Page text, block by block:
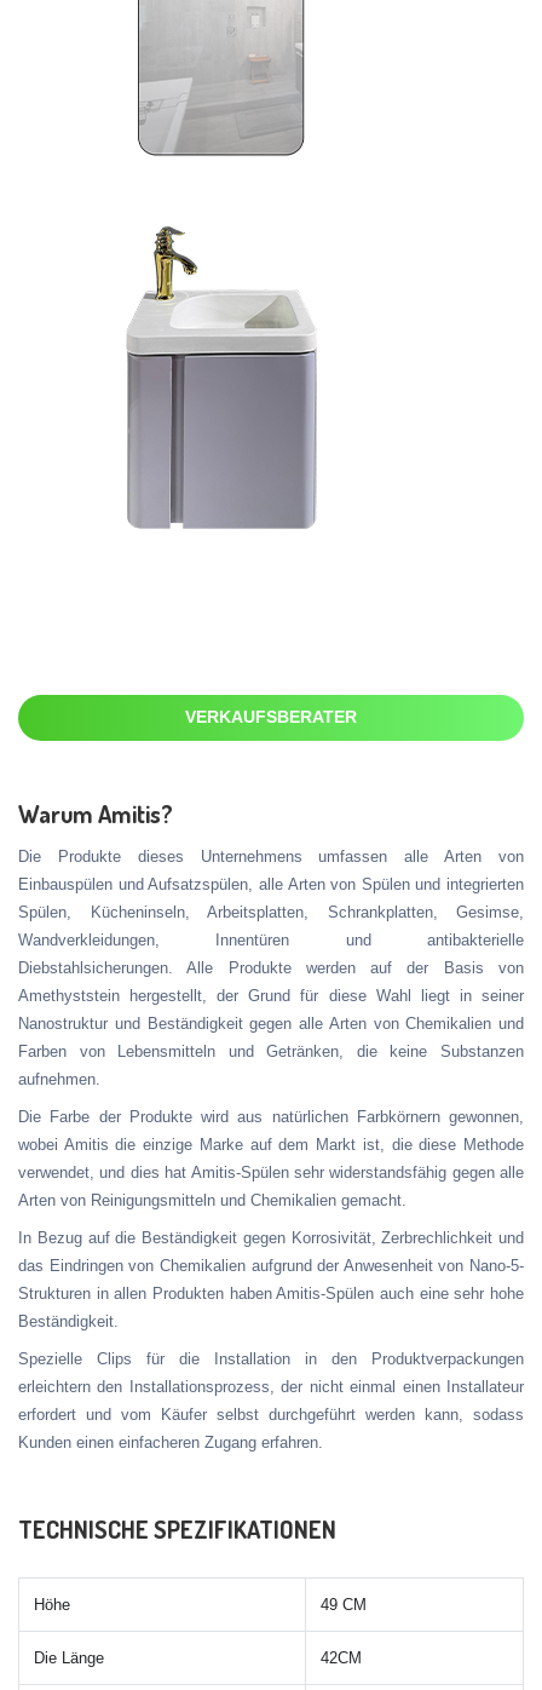
VERKAUFSBERATER
Warum Amitis?
Die Produkte dieses Unternehmens umfassen alle Arten von
Einbauspülen und Aufsatzspülen, alle Arten von Spülen und integrierten
Spülen, Kücheninseln, Arbeitsplatten, Schrankplatten, Gesimse,
Wandverkleidungen, Innentüren und antibakterielle
Diebstahlsicherungen. Alle Produkte werden auf der Basis von
Amethyststein hergestellt, der Grund für diese Wahl liegt in seiner
Nanostruktur und Beständigkeit gegen alle Arten von Chemikalien und
Farben von Lebensmitteln und Getränken, die keine Substanzen
aufnehmen.
Die Farbe der Produkte wird aus natürlichen Farbkörnern gewonnen,
wobei Amitis die einzige Marke auf dem Markt ist, die diese Methode
verwendet, und dies hat Amitis-Spülen sehr widerstandsfähig gegen alle
Arten von Reinigungsmitteln und Chemikalien gemacht.
In Bezug auf die Beständigkeit gegen Korrosivität, Zerbrechlichkeit und
das Eindringen von Chemikalien aufgrund der Anwesenheit von Nano-5-
Strukturen in allen Produkten haben Amitis-Spülen auch eine sehr hohe
Beständigkeit.
Spezielle Clips für die Installation in den Produktverpackungen
erleichtern den Installationsprozess, der nicht einmal einen Installateur
erfordert und vom Käufer selbst durchgeführt werden kann, sodass
Kunden einen einfacheren Zugang erfahren.
TECHNISCHE SPEZIFIKATIONEN
Höhe 49 CM
Die Länge 42CM